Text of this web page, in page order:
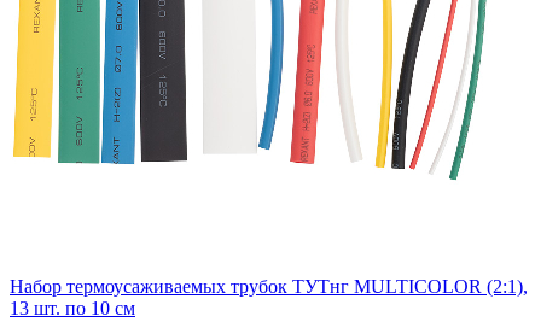
Набор термоусаживаемых трубок ТУТнг MULTICOLOR (2:1),
13 шт. по 10 см